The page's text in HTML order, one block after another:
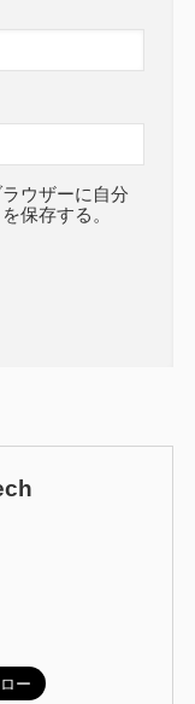
ウザーに自分
保存する。